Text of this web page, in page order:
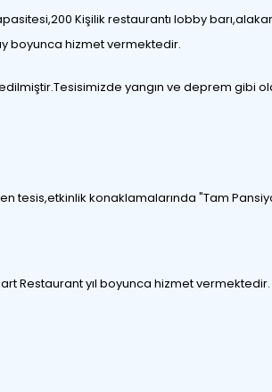
Kişilik restaurantı lobby
boyunca hizmet vermektedir.
yangın ve deprem gibi
tesis,etkinlik konaklamalarında "Tam
Restaurant yıl boyunca hizmet vermektedir.